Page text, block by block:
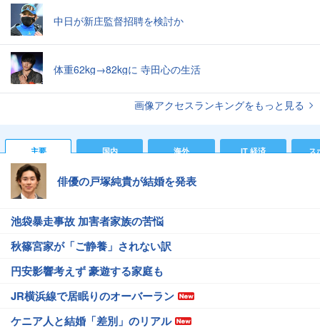
中日が新庄監督招聘を検討か
体重62kg→82kgに 寺田心の生活
画像アクセスランキングをもっと見る
主要 国内 海外 IT 経済 ス
俳優の戸塚純貴が結婚を発表
池袋暴走事故 加害者家族の苦悩
秋篠宮家が「ご静養」されない訳
円安影響考えず 豪遊する家庭も
JR横浜線で居眠りのオーバーラン
ケニア人と結婚「差別」のリアル